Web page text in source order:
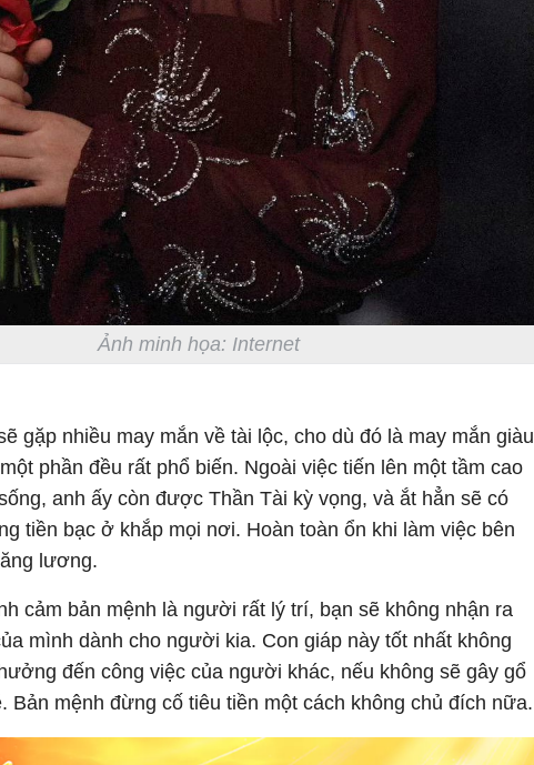
Ảnh minh họa: Internet
gặp nhiều may mắn về tài lộc, cho dù đó là may mắn giàu
phần đều rất phổ biến. Ngoài việc tiến lên một tầm cao
anh ấy còn được Thần Tài kỳ vọng, và ắt hẳn sẽ có
tiền bạc ở khắp mọi nơi. Hoàn toàn ổn khi làm việc bên
lương.
cảm bản mệnh là người rất lý trí, bạn sẽ không nhận ra
mình dành cho người kia. Con giáp này tốt nhất không
đến công việc của người khác, nếu không sẽ gây gổ
Bản mệnh đừng cố tiêu tiền một cách không chủ đích nữa.